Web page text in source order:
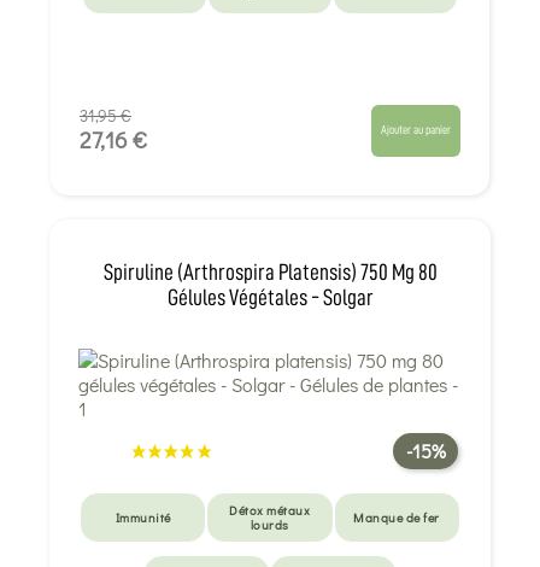
31,95 €
27,16 € Ajouter au panier
Spiruline (Arthrospira Platensis) 750 Mg 80
Gélules Végétales - Solgar
-15%
Immunité
Détox métaux
lourds
Manque de fer